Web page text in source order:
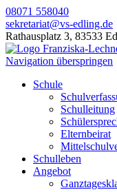
08071 558040
sekretariat@vs-edling.de
Rathausplatz 3, 83533
Navigation überspringen
Schule
Schulleitung
Elternbeirat
Schulleben
Angebot